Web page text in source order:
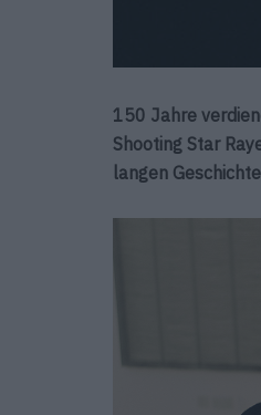
150 Jahre
Shooting Star
langen Geschichte